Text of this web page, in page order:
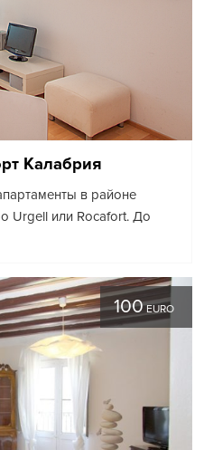
Калабрия
в районе
Urgell или Rocafort. До
100EURO